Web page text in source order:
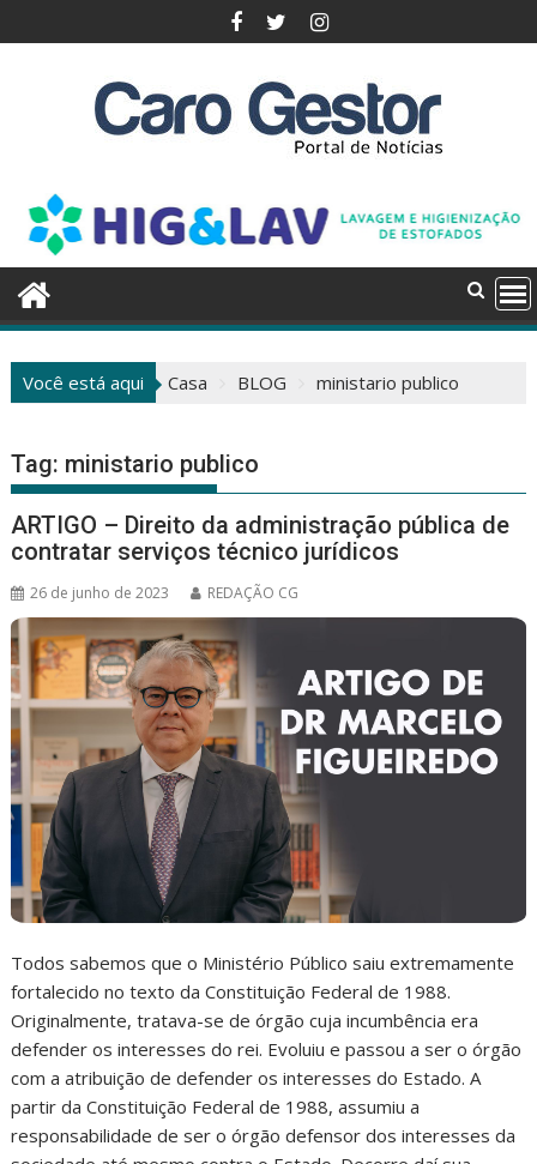
para
Você está aqui Casa BLOG ministario publico
Tag: ministario publico
ARTIGO – Direito da administração pública de
contratar serviços técnico jurídicos
26 de junho de 2023 REDAÇÃO CG
Todos sabemos que o Ministério Público saiu extremamente
fortalecido no texto da Constituição Federal de 1988.
Originalmente, tratava-se de órgão cuja incumbência era
defender os interesses do rei. Evoluiu e passou a ser o órgão
com a atribuição de defender os interesses do Estado. A
partir da Constituição Federal de 1988, assumiu a
responsabilidade de ser o órgão defensor dos interesses da